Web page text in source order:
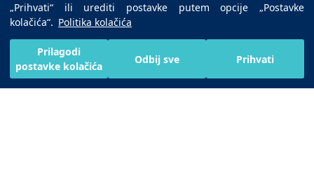
„Prihvati“ ili urediti postavke putem opcije „Postavke
kolačića“. Politika kolačića
Prilagodi
postavke kolačića
Odbij sve Prihvati
Copyright © 2025 Medicana Health Group
Preuzmite na